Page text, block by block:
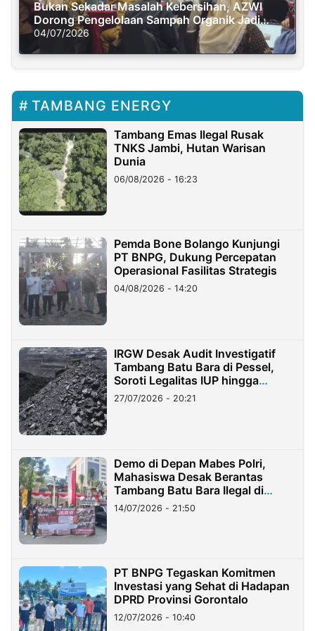
Bukan Sekadar Masalah Kebersihan, AZWI
Dorong Pengelolaan Sampah Organik Jadi
Solusi Krisis Iklim
04/07/2026
TAMBANG ENERGY
Tambang Emas Ilegal Rusak
TNKS Jambi, Hutan Warisan
Dunia
06/08/2026 - 16:23
Pemda Bone Bolango Kunjungi
PT BNPG, Dukung Percepatan
Operasional Fasilitas Strategis
04/08/2026 - 14:20
IRGW Desak Audit Investigatif
Tambang Batu Bara di Pessel,
Soroti Legalitas IUP hingga
Stockpile
27/07/2026 - 20:21
Demo di Depan Mabes Polri,
Mahasiswa Desak Berantas
Tambang Batu Bara Ilegal di
Lampung
14/07/2026 - 21:50
PT BNPG Tegaskan Komitmen
Investasi yang Sehat di Hadapan
DPRD Provinsi Gorontalo
12/07/2026 - 10:40